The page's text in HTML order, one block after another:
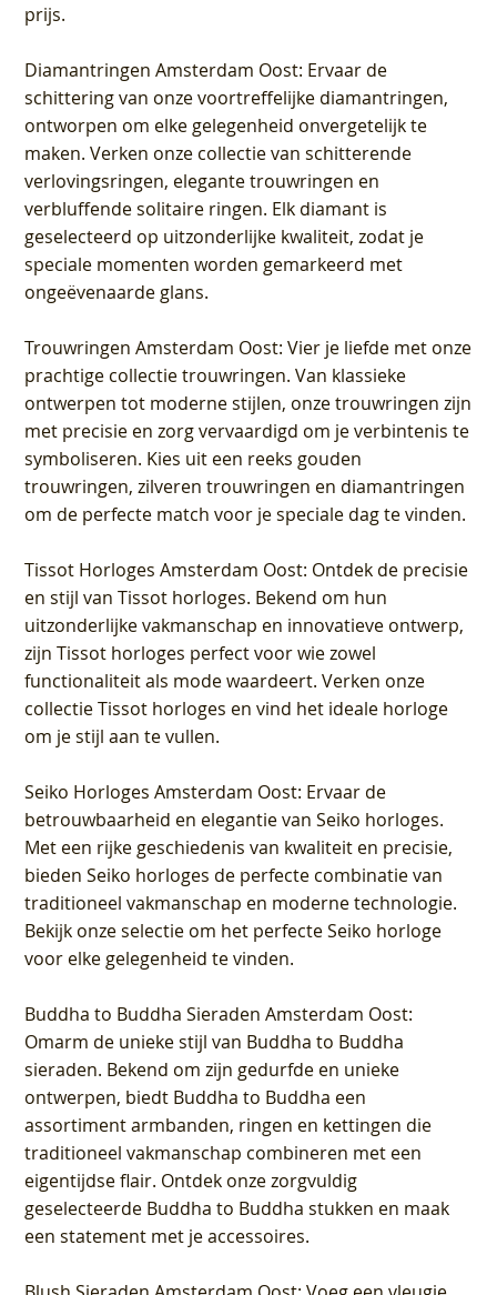
prijs.
Diamantringen Amsterdam Oost: Ervaar de
schittering van onze voortreffelijke diamantringen,
ontworpen om elke gelegenheid onvergetelijk te
maken. Verken onze collectie van schitterende
verlovingsringen, elegante trouwringen en
verbluffende solitaire ringen. Elk diamant is
geselecteerd op uitzonderlijke kwaliteit, zodat je
speciale momenten worden gemarkeerd met
ongeëvenaarde glans.
Trouwringen Amsterdam Oost: Vier je liefde met onze
prachtige collectie trouwringen. Van klassieke
ontwerpen tot moderne stijlen, onze trouwringen zijn
met precisie en zorg vervaardigd om je verbintenis te
symboliseren. Kies uit een reeks gouden
trouwringen, zilveren trouwringen en diamantringen
om de perfecte match voor je speciale dag te vinden.
Tissot Horloges Amsterdam Oost: Ontdek de precisie
en stijl van Tissot horloges. Bekend om hun
uitzonderlijke vakmanschap en innovatieve ontwerp,
zijn Tissot horloges perfect voor wie zowel
functionaliteit als mode waardeert. Verken onze
collectie Tissot horloges en vind het ideale horloge
om je stijl aan te vullen.
Seiko Horloges Amsterdam Oost: Ervaar de
betrouwbaarheid en elegantie van Seiko horloges.
Met een rijke geschiedenis van kwaliteit en precisie,
bieden Seiko horloges de perfecte combinatie van
traditioneel vakmanschap en moderne technologie.
Bekijk onze selectie om het perfecte Seiko horloge
voor elke gelegenheid te vinden.
Buddha to Buddha Sieraden Amsterdam Oost:
Omarm de unieke stijl van Buddha to Buddha
sieraden. Bekend om zijn gedurfde en unieke
ontwerpen, biedt Buddha to Buddha een
assortiment armbanden, ringen en kettingen die
traditioneel vakmanschap combineren met een
eigentijdse flair. Ontdek onze zorgvuldig
geselecteerde Buddha to Buddha stukken en maak
een statement met je accessoires.